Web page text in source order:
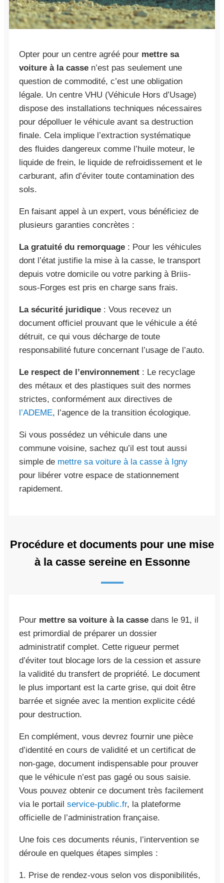
Opter pour un centre agréé pour mettre sa
voiture à la casse n’est pas seulement une
question de commodité, c’est une obligation
légale. Un centre VHU (Véhicule Hors d’Usage)
dispose des installations techniques nécessaires
pour dépolluer le véhicule avant sa destruction
finale. Cela implique l’extraction systématique
des fluides dangereux comme l’huile moteur, le
liquide de frein, le liquide de refroidissement et le
carburant, afin d’éviter toute contamination des
sols.
En faisant appel à un expert, vous bénéficiez de
plusieurs garanties concrètes :
La gratuité du remorquage : Pour les véhicules
dont l’état justifie la mise à la casse, le transport
depuis votre domicile ou votre parking à Briis-
sous-Forges est pris en charge sans frais.
La sécurité juridique : Vous recevez un
document officiel prouvant que le véhicule a été
détruit, ce qui vous décharge de toute
responsabilité future concernant l’usage de l’auto.
Le respect de l’environnement : Le recyclage
des métaux et des plastiques suit des normes
strictes, conformément aux directives de
l’ADEME, l’agence de la transition écologique.
Si vous possédez un véhicule dans une
commune voisine, sachez qu’il est tout aussi
simple de mettre sa voiture à la casse à Igny
pour libérer votre espace de stationnement
rapidement.
Procédure et documents pour une mise
à la casse sereine en Essonne
Pour mettre sa voiture à la casse dans le 91, il
est primordial de préparer un dossier
administratif complet. Cette rigueur permet
d’éviter tout blocage lors de la cession et assure
la validité du transfert de propriété. Le document
le plus important est la carte grise, qui doit être
barrée et signée avec la mention explicite cédé
pour destruction.
En complément, vous devrez fournir une pièce
d’identité en cours de validité et un certificat de
non-gage, document indispensable pour prouver
que le véhicule n’est pas gagé ou sous saisie.
Vous pouvez obtenir ce document très facilement
via le portail service-public.fr, la plateforme
officielle de l’administration française.
Une fois ces documents réunis, l’intervention se
déroule en quelques étapes simples :
1. Prise de rendez-vous selon vos disponibilités,